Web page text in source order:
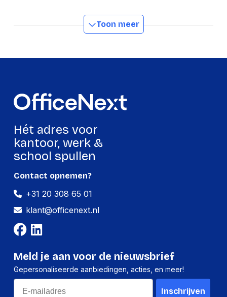
Positie speakers
Supraaural
Ruisonderdrukking
Ja
Gevoeligheid
koptelefoon
90 dB
luidspreker
Inhoud van de verpakking
Oorkussenmateriaal
Microfoon
Microfoontype
type
Omnidirectioneel
Gevoeligheid
microfoon
-38 dB
Toon meer
Hét adres voor
kantoor, werk &
school spullen
Contact opnemen?
+31 20 308 65 01
klant@officenext.nl
Meld je aan voor de nieuwsbrief
Gepersonaliseerde aanbiedingen, acties, en meer!
Email
Inschrijven